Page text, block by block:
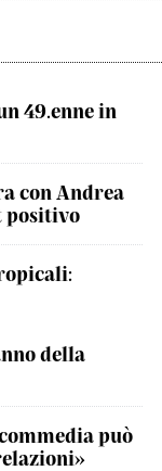
49.enne in
con Andrea
positivo
della
può